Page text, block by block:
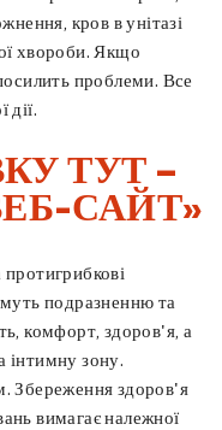
кров в унітазі
​​хвороби. Якщо
проблеми. Все
ТУТ –
САЙТ»
подразненню та
комфорт, здоров'я, а
інтимну зону.
Збереження здоров'я
вимагає належної